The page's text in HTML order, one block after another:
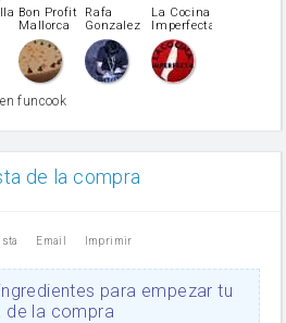
Bon Profit
Mallorca
Rafa
Gonzalez
La Cocina
Imperfecta
funcook
de la compra
Email Imprimir
para empezar tu
de la compra